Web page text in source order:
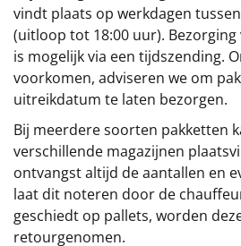
vindt plaats op werkdagen
(uitloop tot 18:00 uur).
is mogelijk via een tijdszending.
voorkomen, adviseren we om
uitreikdatum te laten bezorgen.
Bij meerdere soorten pakketten
verschillende magazijnen
ontvangst altijd de aantallen en
laat dit noteren door de
geschiedt op pallets, worden
retourgenomen.